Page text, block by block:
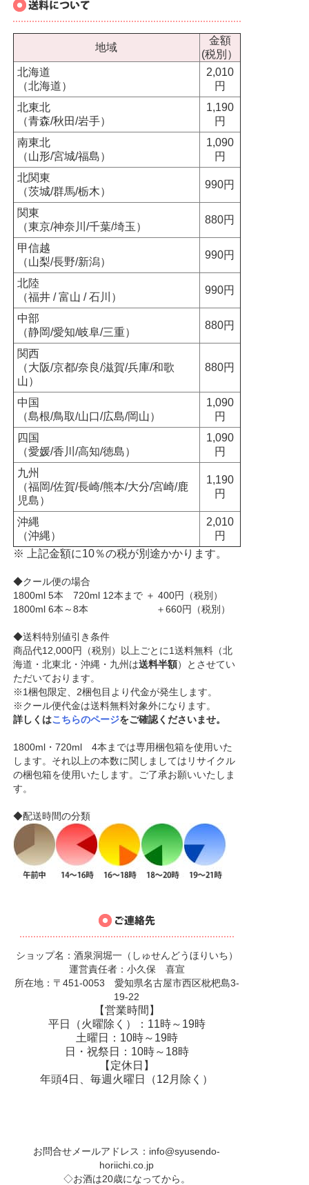
地域
金額
(税別）
北海道
（北海道）
2,010
円
北東北
（青森/秋田/岩手）
1,190
円
南東北
（山形/宮城/福島）
1,090
円
北関東
（茨城/群馬/栃木）
990円
関東
（東京/神奈川/千葉/埼玉）
880円
甲信越
（山梨/長野/新潟）
990円
北陸
（福井 / 富山 / 石川）
990円
中部
（静岡/愛知/岐阜/三重）
880円
関西
（大阪/京都/奈良/滋賀/兵庫/和歌
山）
880円
中国
（島根/鳥取/山口/広島/岡山）
1,090
円
四国
（愛媛/香川/高知/徳島）
1,090
円
九州
（福岡/佐賀/長崎/熊本/大分/宮崎/鹿
児島）
1,190
円
沖縄
（沖縄）
2,010
円
※ 上記金額に10％の税が別途かかります。
◆クール便の場合
1800ml 5本 720ml 12本まで ＋ 400円（税別）
1800ml 6本～8本 ＋660円（税別）
◆送料特別値引き条件
商品代12,000円（税別）以上ごとに1送料無料（北
海道・北東北・沖縄・九州は送料半額）とさせてい
ただいております。
※1梱包限定、2梱包目より代金が発生します。
※クール便代金は送料無料対象外になります。
詳しくはこちらのページをご確認くださいませ。
1800ml・720ml 4本までは専用梱包箱を使用いた
します。それ以上の本数に関しましてはリサイクル
の梱包箱を使用いたします。ご了承お願いいたしま
す。
◆配送時間の分類
ショップ名：酒泉洞堀一（しゅせんどうほりいち）
運営責任者：小久保 喜宣
所在地：〒451-0053 愛知県名古屋市西区枇杷島3-
19-22
【営業時間】
平日（火曜除く）：11時～19時
土曜日：10時～19時
日・祝祭日：10時～18時
【定休日】
年頭4日、毎週火曜日（12月除く）
お問合せメールアドレス： info@syusendo-
horiichi.co.jp
◇お酒は20歳になってから。